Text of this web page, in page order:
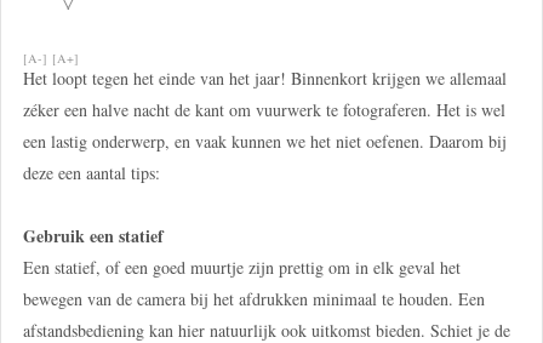
[A-] [A+]
Het loopt tegen het einde van het jaar! Binnenkort krijgen we allemaal
zéker een halve nacht de kant om vuurwerk te fotograferen. Het is wel
een lastig onderwerp, en vaak kunnen we het niet oefenen. Daarom bij
deze een aantal tips:
Gebruik een statief
Een statief, of een goed muurtje zijn prettig om in elk geval het
bewegen van de camera bij het afdrukken minimaal te houden. Een
afstandsbediening kan hier natuurlijk ook uitkomst bieden. Schiet je de